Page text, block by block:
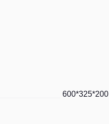
600*325*200